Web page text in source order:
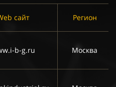
сайт Регион
b-g.ru Москва